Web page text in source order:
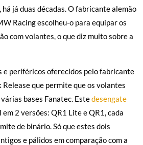
já duas décadas. O fabricante alemão
Racing escolheu-o para equipar os
com volantes, o que diz muito sobre a
e periféricos oferecidos pelo fabricante
Release que permite que os volantes
bases Fanatec. Estedesengate
2 versões: QR1 Lite e QR1, cada
de binário. Só que estes dois
e pálidos em comparação com a